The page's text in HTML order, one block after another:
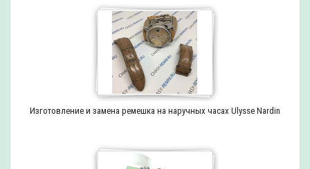
Изготовление и замена ремешка на наручных часах Ulysse Nardin